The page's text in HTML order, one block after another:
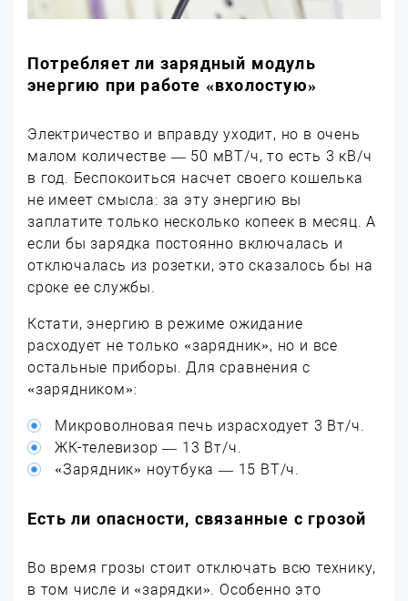
Потребляет ли зарядный модуль
энергию при работе «вхолостую»
Электричество и вправду уходит, но в очень
малом количестве — 50 мВТ/ч, то есть 3 кВ/ч
в год. Беспокоиться насчет своего кошелька
не имеет смысла: за эту энергию вы
заплатите только несколько копеек в месяц. А
если бы зарядка постоянно включалась и
отключалась из розетки, это сказалось бы на
сроке ее службы.
Кстати, энергию в режиме ожидание
расходует не только «зарядник», но и все
остальные приборы. Для сравнения с
«зарядником»:
Микроволновая печь израсходует 3 Вт/ч.
ЖК-телевизор — 13 Вт/ч.
«Зарядник» ноутбука — 15 ВТ/ч.
Есть ли опасности, связанные с грозой
Во время грозы стоит отключать всю технику,
в том числе и «зарядки». Особенно это